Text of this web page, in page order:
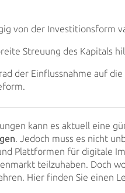
von der Investitionsform
Streuung des Kapitals
der Einflussnahme auf
kann es aktuell eine
. Jedoch muss es nicht
Plattformen für digitale
teilzuhaben. Doch
Hier finden Sie einen